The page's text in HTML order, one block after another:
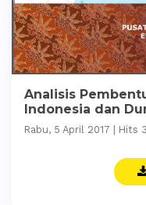
Analisis
Indonesia dan
Rabu, 5 April 2017 | Hits